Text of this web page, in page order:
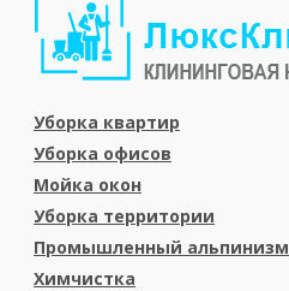
Уборка квартир
Уборка офисов
Мойка окон
Уборка территории
Промышленный альпинизм
Химчистка